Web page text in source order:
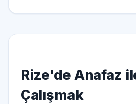
Rize'de Anafaz
Çalışmak